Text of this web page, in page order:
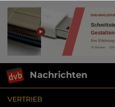
Nachrichten
VERTRIEB